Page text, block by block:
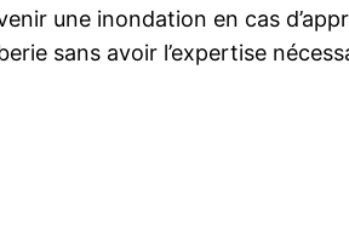
une inondation en cas
sans avoir l’expertise